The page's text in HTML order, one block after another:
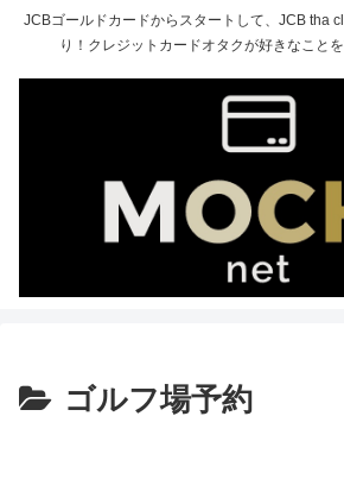
JCBゴールドカードからスタートして、JCB tha
り！クレジットカードオタクが好きなこと
ゴルフ場予約